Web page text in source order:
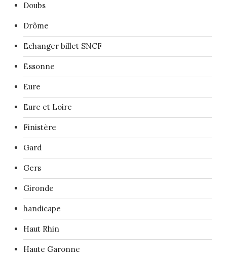
Doubs
Drôme
Echanger billet SNCF
Essonne
Eure
Eure et Loire
Finistère
Gard
Gers
Gironde
handicape
Haut Rhin
Haute Garonne